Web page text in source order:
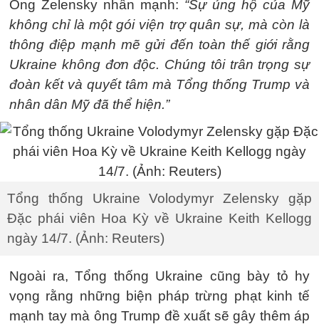
Ông Zelensky nhấn mạnh: “Sự ủng hộ của Mỹ
không chỉ là một gói viện trợ quân sự, mà còn là
thông điệp mạnh mẽ gửi đến toàn thế giới rằng
Ukraine không đơn độc. Chúng tôi trân trọng sự
đoàn kết và quyết tâm mà Tổng thống Trump và
nhân dân Mỹ đã thể hiện.”
Tổng thống Ukraine Volodymyr Zelensky gặp
Đặc phái viên Hoa Kỳ về Ukraine Keith Kellogg
ngày 14/7. (Ảnh: Reuters)
Ngoài ra, Tổng thống Ukraine cũng bày tỏ hy
vọng rằng những biện pháp trừng phạt kinh tế
mạnh tay mà ông Trump đề xuất sẽ gây thêm áp